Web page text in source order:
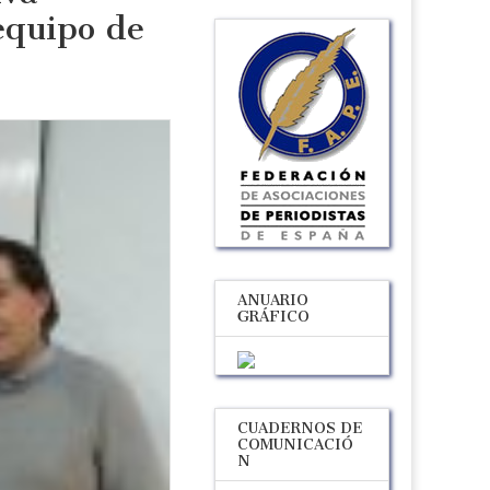
de
ANUARIO
GRÁFICO
CUADERNOS DE
COMUNICACIÓ
N